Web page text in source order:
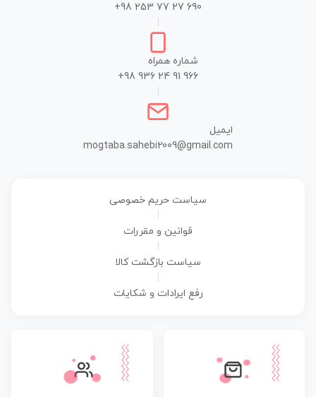
+98 253 77 27 690
شماره همراه
+98 936 24 91 966
ایمیل
mogtaba.sahebi2009@gmail.com
سیاست حریم خصوصی
قوانین و مقررات
سیاست بازگشت کالا
رفع ایرادات و شکایات